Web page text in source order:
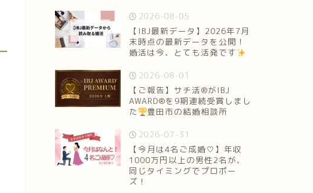
2026-08-05
【IBJ最新データ】2026年7月
末時点の最新データを公開！
婚活は今、とても活発です
2026-08-01
【ご報告】サチ活®がIBJ
AWARD®を9期連続受賞しまし
た
豊田市の結婚相談所
2026-07-31
【今月は4名ご成婚♡】年収
1000万円以上の男性2名が、
同じタイミングでプロポー
ズ！